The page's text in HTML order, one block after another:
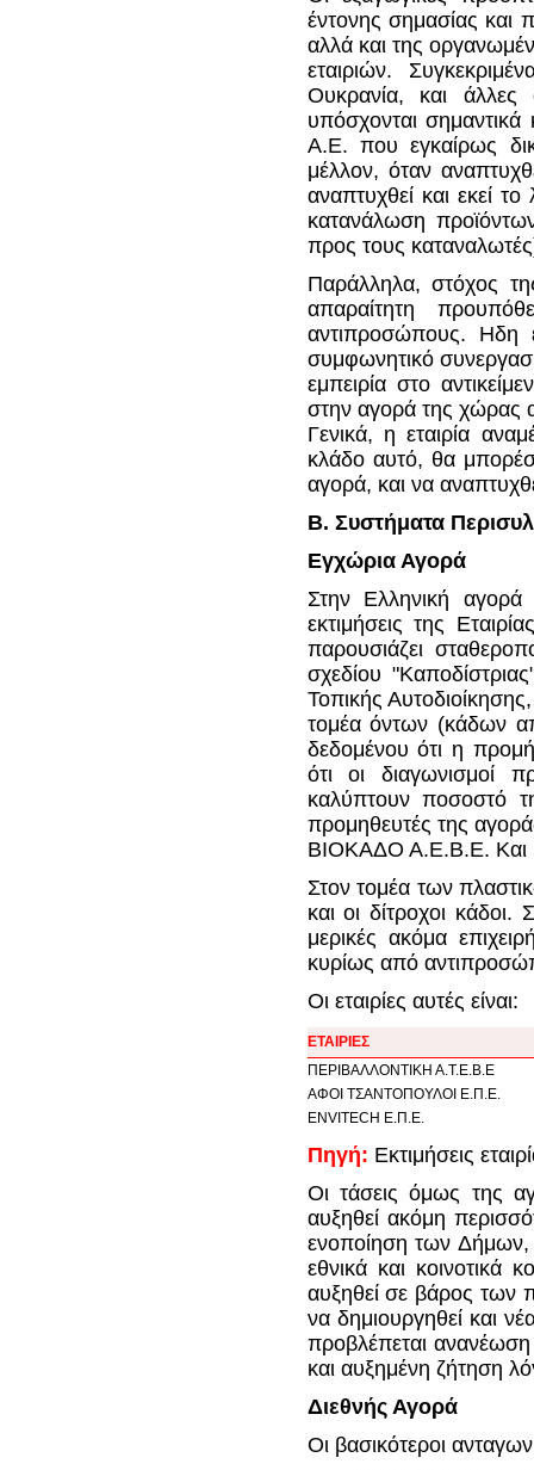
έντονης σημασίας και
αλλά και της
εταιριών.
Ουκρανία, και
υπόσχονται
A.E. που εγκαίρως
μέλλον, όταν
αναπτυχθεί και εκεί
κατανάλωση
προς τους
Παράλληλα, στόχος
απαραίτητη
αντιπροσώπους. Ηδη
συμφωνητικό
εμπειρία στο
στην αγορά της χώρας
Γενικά, η εταιρία
κλάδο αυτό, θα
αγορά, και να
Β. Συστήματα
Εγχώρια Αγορά
Στην Ελληνική
εκτιμήσεις της
παρουσιάζει
σχεδίου
Τοπικής
τομέα όντων (κάδων
δεδομένου ότι η
ότι οι διαγωνισμοί
καλύπτουν ποσοστό
προμηθευτές της
ΒΙΟΚΑΔΟ Α.Ε.Β.Ε.
Στον τομέα των
και οι δίτροχοι
μερικές ακόμα
κυρίως από
Οι εταιρίες αυτές είναι:
ΕΤΑΙΡΙΕΣ
ΠΕΡΙΒΑΛΛΟΝΤΙΚΗ Α.Τ.Ε.Β.Ε
ΑΦΟΙ ΤΣΑΝΤΟΠΟΥΛΟΙ Ε.Π.Ε.
ENVITECH Ε.Π.Ε.
Πηγή: Εκτιμήσεις
Οι τάσεις όμως της
αυξηθεί ακόμη
ενοποίηση των Δήμων,
εθνικά και κοινοτικά
αυξηθεί σε βάρος των
να δημιουργηθεί και
προβλέπεται
και αυξημένη ζήτηση
Διεθνής Αγορά
Οι βασικότεροι